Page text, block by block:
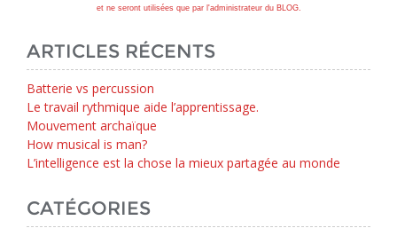
et ne seront utilisées que par l'administrateur du BLOG.
ARTICLES RÉCENTS
Batterie vs percussion
Le travail rythmique aide l’apprentissage.
Mouvement archaïque
How musical is man?
L’intelligence est la chose la mieux partagée au monde
CATÉGORIES